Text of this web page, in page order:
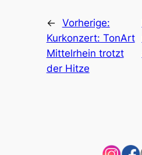
← Vorherige:
Kurkonzert: TonArt
Mittelrhein trotzt
der Hitze